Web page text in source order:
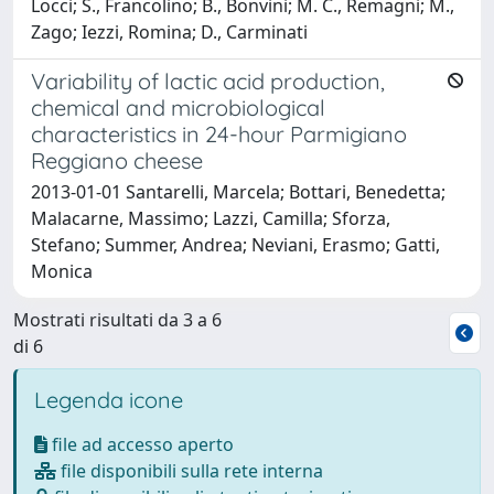
Locci; S., Francolino; B., Bonvini; M. C., Remagni; M.,
Zago; Iezzi, Romina; D., Carminati
Variability of lactic acid production,
chemical and microbiological
characteristics in 24-hour Parmigiano
Reggiano cheese
2013-01-01 Santarelli, Marcela; Bottari, Benedetta;
Malacarne, Massimo; Lazzi, Camilla; Sforza,
Stefano; Summer, Andrea; Neviani, Erasmo; Gatti,
Monica
Mostrati risultati da 3 a 6
di 6
Legenda icone
file ad accesso aperto
file disponibili sulla rete interna